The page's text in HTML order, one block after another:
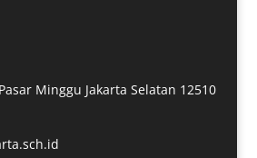
Minggu Jakarta Selatan 12510